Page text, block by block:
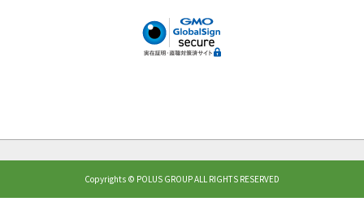
Copyrights © POLUS GROUP ALL RIGHTS RESERVED